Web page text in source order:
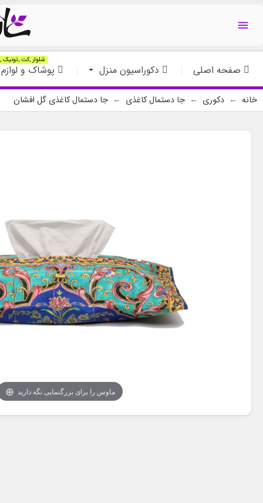

صفحه اصلی دکوراسیون منزل پوشاک و
شلوار ,کت ,تونیک
خانه دکوری جا دستمال کاغذی جا دستمال کاغذی گل افشان
ماوس را برای بزرگنمایی نگه دارید